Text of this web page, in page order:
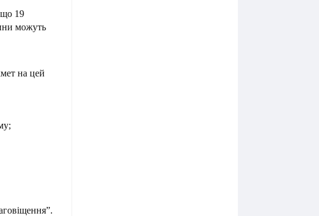
що 19
можуть
на цей